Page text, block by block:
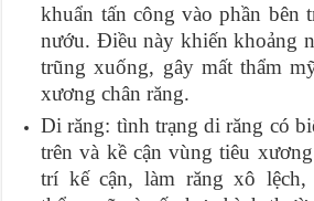
khuẩn tấn công vào phần bên
nướu. Điều này khiến khoảng
trũng xuống, gây mất thẩm
xương chân răng.
Di răng: tình trạng di răng có
trên và kề cận vùng tiêu
trí kế cận, làm răng xô lệch,